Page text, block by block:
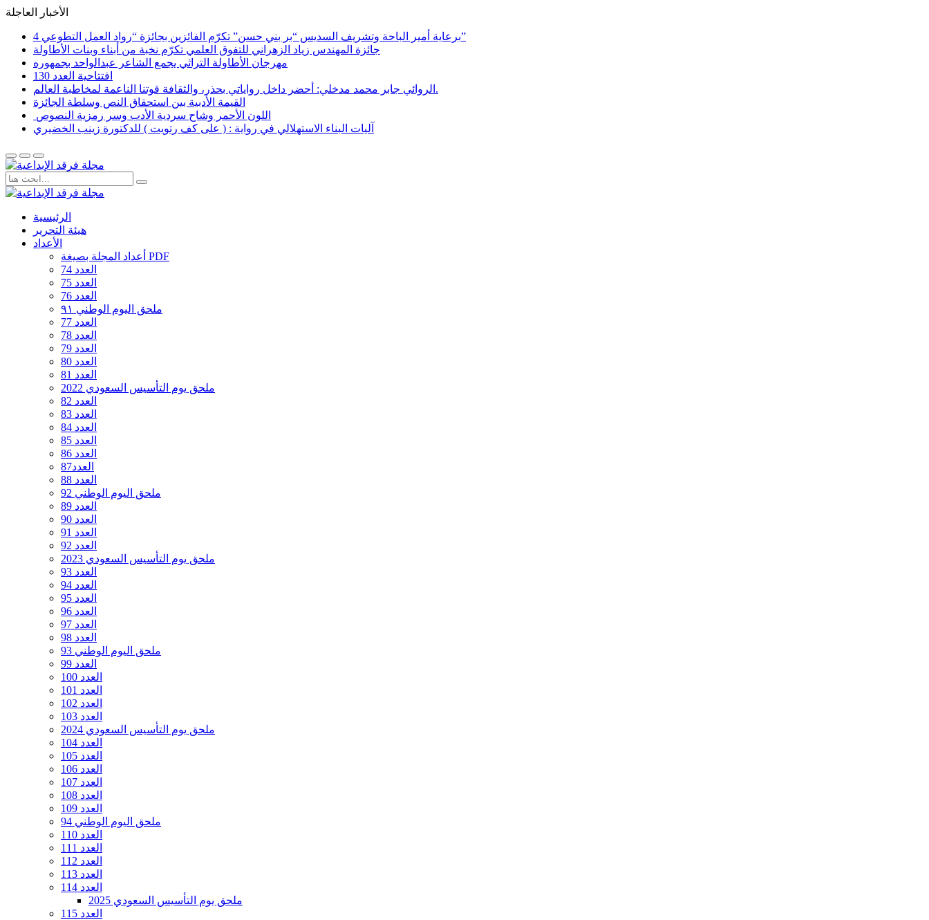
الأخبار العاجلة
برعاية أمير الباحة وتشريف السديس “بر بني حسن” تكرّم الفائزين بجائزة “رواد العمل التطوعي 4”
جائزة المهندس زياد الزهراني للتفوق العلمي تكرّم نخبة من أبناء وبنات الأطاولة
مهرجان الأطاولة التراثي يجمع الشاعر عبدالواحد بجمهوره
افتتاحية العدد 130
الروائي جابر محمد مدخلي: أحضر داخل رواياتي بحذر، والثقافة قوتنا الناعمة لمخاطبة العالم.
القيمة الأدبية بين استحقاق النص وسلطة الجائزة
​ اللون الأحمر وشاح سردية الأدب وسر رمزية النصوص
آليات البناء الاستهلالي في رواية : ( على كف رتويت ) للدكتورة زينب الخضيري
الرئيسية
هيئة التحرير
الأعداد
أعداد المجلة بصيغة PDF
العدد 74
العدد 75
العدد 76
ملحق اليوم الوطني ٩١
العدد 77
العدد 78
العدد 79
العدد 80
العدد 81
ملحق يوم التأسيس السعودي 2022
العدد 82
العدد 83
العدد 84
العدد 85
العدد 86
العدد87
العدد 88
ملحق اليوم الوطني 92
العدد 89
العدد 90
العدد 91
العدد 92
ملحق يوم التأسيس السعودي 2023
العدد 93
العدد 94
العدد 95
العدد 96
العدد 97
العدد 98
ملحق اليوم الوطني 93
العدد 99
العدد 100
العدد 101
العدد 102
العدد 103
ملحق يوم التأسيس السعودي 2024
العدد 104
العدد 105
العدد 106
العدد 107
العدد 108
العدد 109
ملحق اليوم الوطني 94
العدد 110
العدد 111
العدد 112
العدد 113
العدد 114
ملحق يوم التأسيس السعودي 2025
العدد 115